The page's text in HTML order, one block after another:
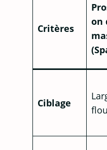
Critères
on
Ciblage
flou